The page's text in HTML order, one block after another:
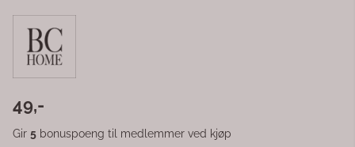
49,-
Gir 5 bonuspoeng til medlemmer ved kjøp